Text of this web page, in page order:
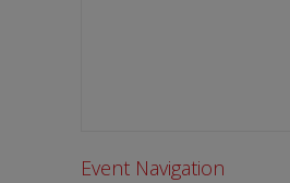
Event Navigation